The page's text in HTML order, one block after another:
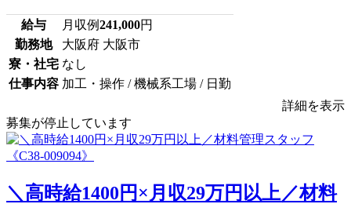
給与 月収例241,000円
勤務地
大阪府 大阪市
寮・社宅 なし
仕事内容 加工・操作 / 機械系工場 / 日勤
詳細を表示
募集が停止しています
＼高時給1400円×月収29万円以上／材料